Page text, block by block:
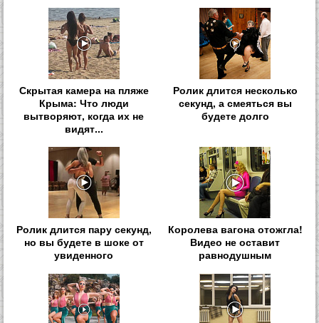
Скрытая камера на пляже
Крыма: Что люди
вытворяют, когда их не
видят...
Ролик длится несколько
секунд, а смеяться вы
будете долго
Ролик длится пару секунд,
но вы будете в шоке от
увиденного
Королева вагона отожгла!
Видео не оставит
равнодушным